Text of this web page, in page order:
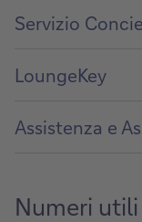
content
Servizio
content
LoungeKey
content
Assistenza e
Numeri utili